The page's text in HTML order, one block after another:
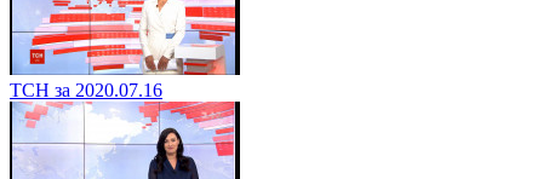
ТСН за 2020.07.16